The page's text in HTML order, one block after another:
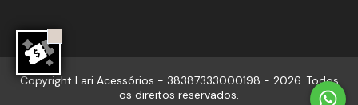
Copyright Lari Acessórios - 38387333000198 - 2026. Todos
os direitos reservados.